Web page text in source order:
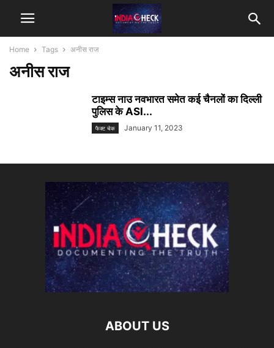
Home Tags अनीस राज
अनीस राज
टाइम्स नाउ नवभारत समेत कई चैनलों का दिल्ली
पुलिस के ASI...
फैक्ट चेक January 11, 2023
ABOUT US